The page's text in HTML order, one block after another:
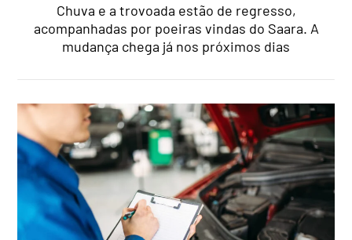
Chuva e a trovoada estão de regresso,
acompanhadas por poeiras vindas do Saara. A
mudança chega já nos próximos dias